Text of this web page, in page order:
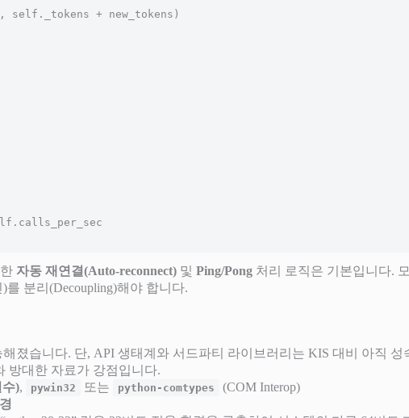
자동 재연결(Auto-reconnect) 및 Ping/Pong 처리 로직은 기본입니다.
분리(Decoupling)해야 합니다.
졌습니다. 단, API 생태계와 서드파티 라이브러리는 KIS 대비 아직 성
방대한 자료가 강점입니다.
수), pywin32 또는 python-comtypes
(COM Interop)